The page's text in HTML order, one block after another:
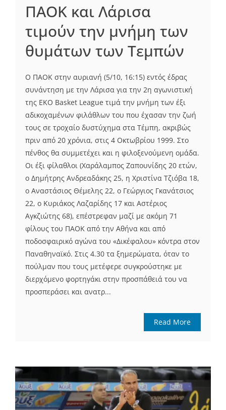
ΠΑΟΚ και Λάρισα
τιμούν την μνήμη των
θυμάτων των Τεμπών
Ο ΠΑΟΚ στην αυριανή (5/10, 16:15) εντός έδρας
συνάντηση με την Λάρισα για την 2η αγωνιστική
της EKO Basket League τιμά την μνήμη των έξι
αδικοχαμένων φιλάθλων του που έχασαν την ζωή
τους σε τροχαίο δυστύχημα στα Τέμπη, ακριβώς
πριν από 20 χρόνια, στις 4 Οκτωβρίου 1999. Στο
πένθος θα συμμετέχει και η φιλοξενούμενη ομάδα.
Οι έξι φίλαθλοι (Χαράλαμπος Ζαπουνίδης 20 ετών,
ο Δημήτρης Ανδρεαδάκης 25, η Χριστίνα Τζιόβα 18,
ο Αναστάσιος Θέμελης 22, ο Γεώργιος Γκανάτσιος
22, ο Κυριάκος Λαζαρίδης 17 και Αστέριος
Αγκζιώτης 68), επέστρεφαν μαζί με ακόμη 71
φίλους του ΠΑΟΚ από την Αθήνα και από
ποδοσφαιρικό αγώνα του «Δικέφαλου» κόντρα στον
Παναθηναϊκό. Στις 4.30 τα ξημερώματα, όταν το
πούλμαν που τους μετέφερε συγκρούστηκε με
διερχόμενο φορτηγάκι στην προσπάθειά του να
προσπεράσει και ανατρ...
Read More